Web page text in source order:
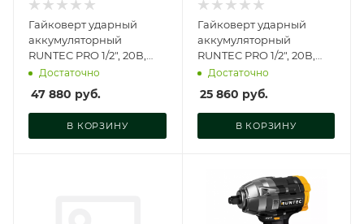
Гайковерт ударный
аккумуляторный
RUNTEC PRO 1/2", 20В,
2*4Ач, 1100Нм, RT-IW1100
Достаточно
47 880 руб.
В КОРЗИНУ
Гайковерт ударный
аккумуляторный
RUNTEC PRO 1/2", 20В,
2*4Ач, 500Нм, RT-IW500
Достаточно
25 860 руб.
В КОРЗИНУ